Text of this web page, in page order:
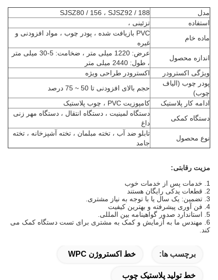
مدل
SJSZ80 / 156 ، SJSZ92 / 188
استفاده
تزئینی ،
ماده خام
PVC بازیافت شده ، پودر چوب ، مواد افزودنی و
غیره
اندازه محصول
عرض: 1220 میلی متر ، ضخامت: 5-30 میلی متر
، طول: 2440 میلی متر
ویژگی اکسترودر
اکسترودر طراحی ویژه
پودر چوب (الیاف
چوب)
حجم بالای افزودنی تا 50 ~ 75 درصد
ادامه کار پلاستیک
کامپوزیت PVC ، چوب پلاستیک
دستگاه کمکی
دستگاه لمینیت ، دستگاه انتقال ، دستگاه مهر زنی
داغ
نوع محصول
تابلو ضد آب ، تخته مبلمان ، تخته آشپزخانه ، تخته
جامد
مزیت رقابتی:
1. خدمات پس از خدمات خوب
2. قطعات یدکی رایگان هستند
3. تضمین: یک سال یا با توجه به نیاز مشتری.
4. فن آوری پیشرفته و بهترین کیفیت
5. استاندارد صدور گواهینامه بین المللی.
6. مهندس ما به آزمایش و کمک به مشتری برای تست دستگاه کمک می
کند.
برچسب ها: خط اکستروژن WPC
خط تولید پلاستیک چوب